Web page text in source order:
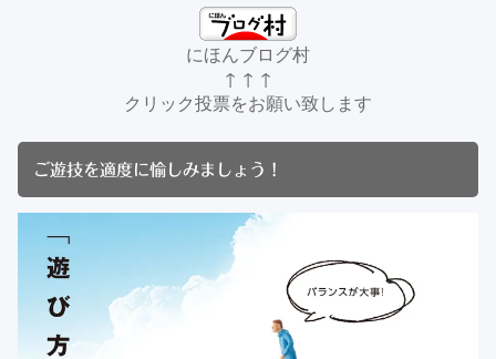
にほんブログ村
↑ ↑ ↑
クリック投票をお願い致します
ご遊技を適度に愉しみましょう！